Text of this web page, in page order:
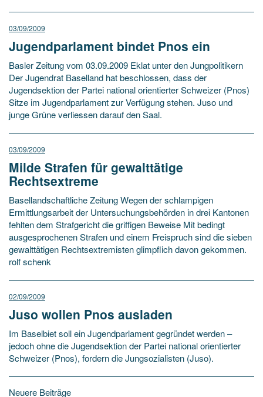
03/09/2009
Jugendparlament bindet Pnos ein
Basler Zeitung vom 03.09.2009 Eklat unter den Jungpolitikern
Der Jugendrat Baselland hat beschlossen, dass der
Jugendsektion der Partei national orientierter Schweizer (Pnos)
Sitze im Jugendparlament zur Verfügung stehen. Juso und
junge Grüne verliessen darauf den Saal.
03/09/2009
Milde Strafen für gewalttätige
Rechtsextreme
Basellandschaftliche Zeitung Wegen der schlampigen
Ermittlungsarbeit der Untersuchungsbehörden in drei Kantonen
fehlten dem Strafgericht die griffigen Beweise Mit bedingt
ausgesprochenen Strafen und einem Freispruch sind die sieben
gewalttätigen Rechtsextremisten glimpflich davon gekommen.
rolf schenk
02/09/2009
Juso wollen Pnos ausladen
Im Baselbiet soll ein Jugendparlament gegründet werden –
jedoch ohne die Jugendsektion der Partei national orientierter
Schweizer (Pnos), fordern die Jungsozialisten (Juso).
Beitragsnavigation
Neuere Beiträge